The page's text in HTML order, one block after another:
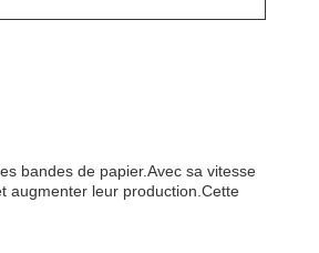
bandes de papier.Avec sa vitesse
augmenter leur production.Cette